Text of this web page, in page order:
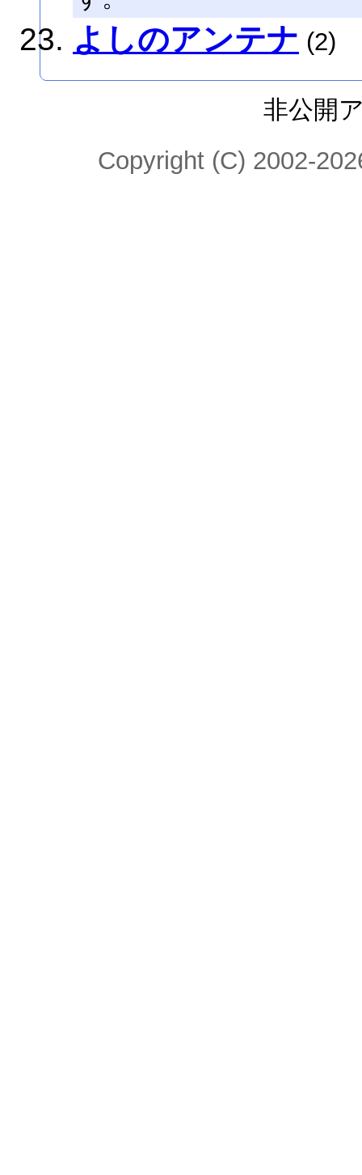
よしのアンテナ (2)
非公開
Copyright (C) 2002-